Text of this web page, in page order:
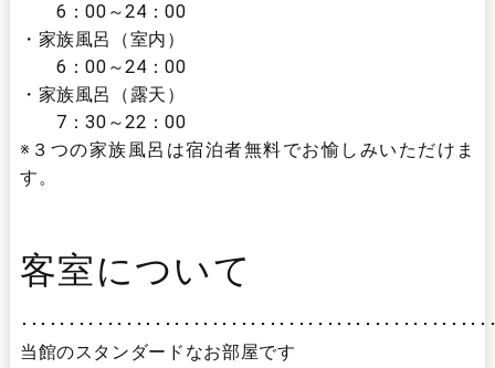
6：00～24：00
・家族風呂（室内）
6：00～24：00
・家族風呂（露天）
7：30～22：00
※３つの家族風呂は宿泊者無料でお愉しみいただけま
す。
客室について
･････････････････････････････････････････････････
当館のスタンダードなお部屋です